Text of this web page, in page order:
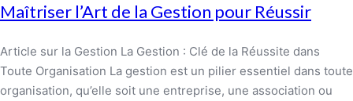
Maîtriser l’Art de la Gestion pour Réussir
Article sur la Gestion La Gestion : Clé de la Réussite dans
Toute Organisation La gestion est un pilier essentiel dans toute
organisation, qu’elle soit une entreprise, une association ou